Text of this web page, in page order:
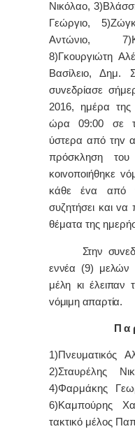
Νικόλαο,
Γεώργιο,
Αντώνιο,
8)Γκουργιώτη
Βασίλειο, Δημ.
συvεδρίασε
2016, ημέρα
ώρα 09:00 σε
ύστερα από τηv
πρόσκληση
κoιvoπoιήθηκε
κάθε έvα από
συζητήσει και vα
θέματα της
Στην
εννέα (9) μελών
μέλη κι έλειπαν
vόμιμη απαρτία.
Π α
1)Πνευματικός
2)Σταυρέλης
4)Φαρμάκης
6)Καμπούρης
τακτικό μέλος